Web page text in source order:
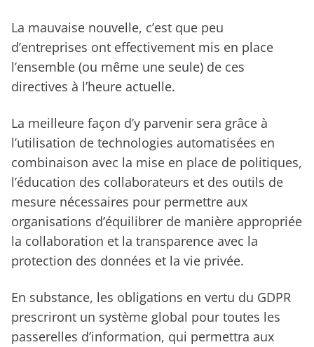
La mauvaise nouvelle, c’est que peu
d’entreprises ont effectivement mis en place
l’ensemble (ou même une seule) de ces
directives à l’heure actuelle.
La meilleure façon d’y parvenir sera grâce à
l’utilisation de technologies automatisées en
combinaison avec la mise en place de politiques,
l’éducation des collaborateurs et des outils de
mesure nécessaires pour permettre aux
organisations d’équilibrer de manière appropriée
la collaboration et la transparence avec la
protection des données et la vie privée.
En substance, les obligations en vertu du GDPR
prescriront un système global pour toutes les
passerelles d’information, qui permettra aux